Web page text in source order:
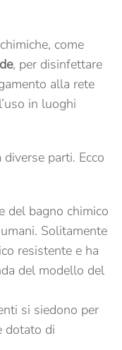
come
, per disinfettare
alla rete
in luoghi
parti. Ecco
del bagno chimico
Solitamente
resistente e ha
del modello del
si siedono per
dotato di